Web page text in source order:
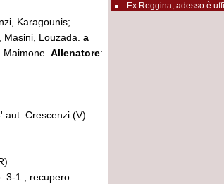
Karagounis;
Louzada. a
Allenatore:
aut. Crescenzi (V)
3-1 ; recupero:
Ex Reggina, adesso è